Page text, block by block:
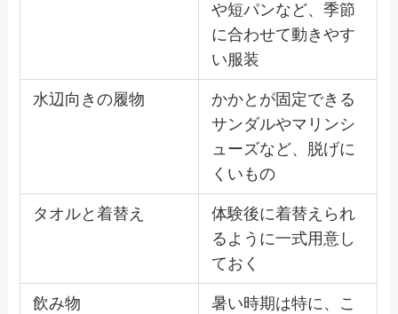
や短パンなど、季節
に合わせて動きやす
い服装
水辺向きの履物
かかとが固定できる
サンダルやマリンシ
ューズなど、脱げに
くいもの
タオルと着替え
体験後に着替えられ
るように一式用意し
ておく
飲み物
暑い時期は特に、こ